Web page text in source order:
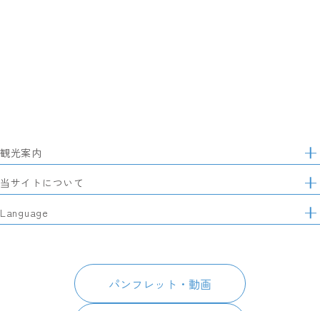
サ
イ
ト
マ
ッ
プ
観光案内
特集
モデルコース
当サイトについて
静岡県観光協会について
パンフレット・動画
Language
パンフレット・動画